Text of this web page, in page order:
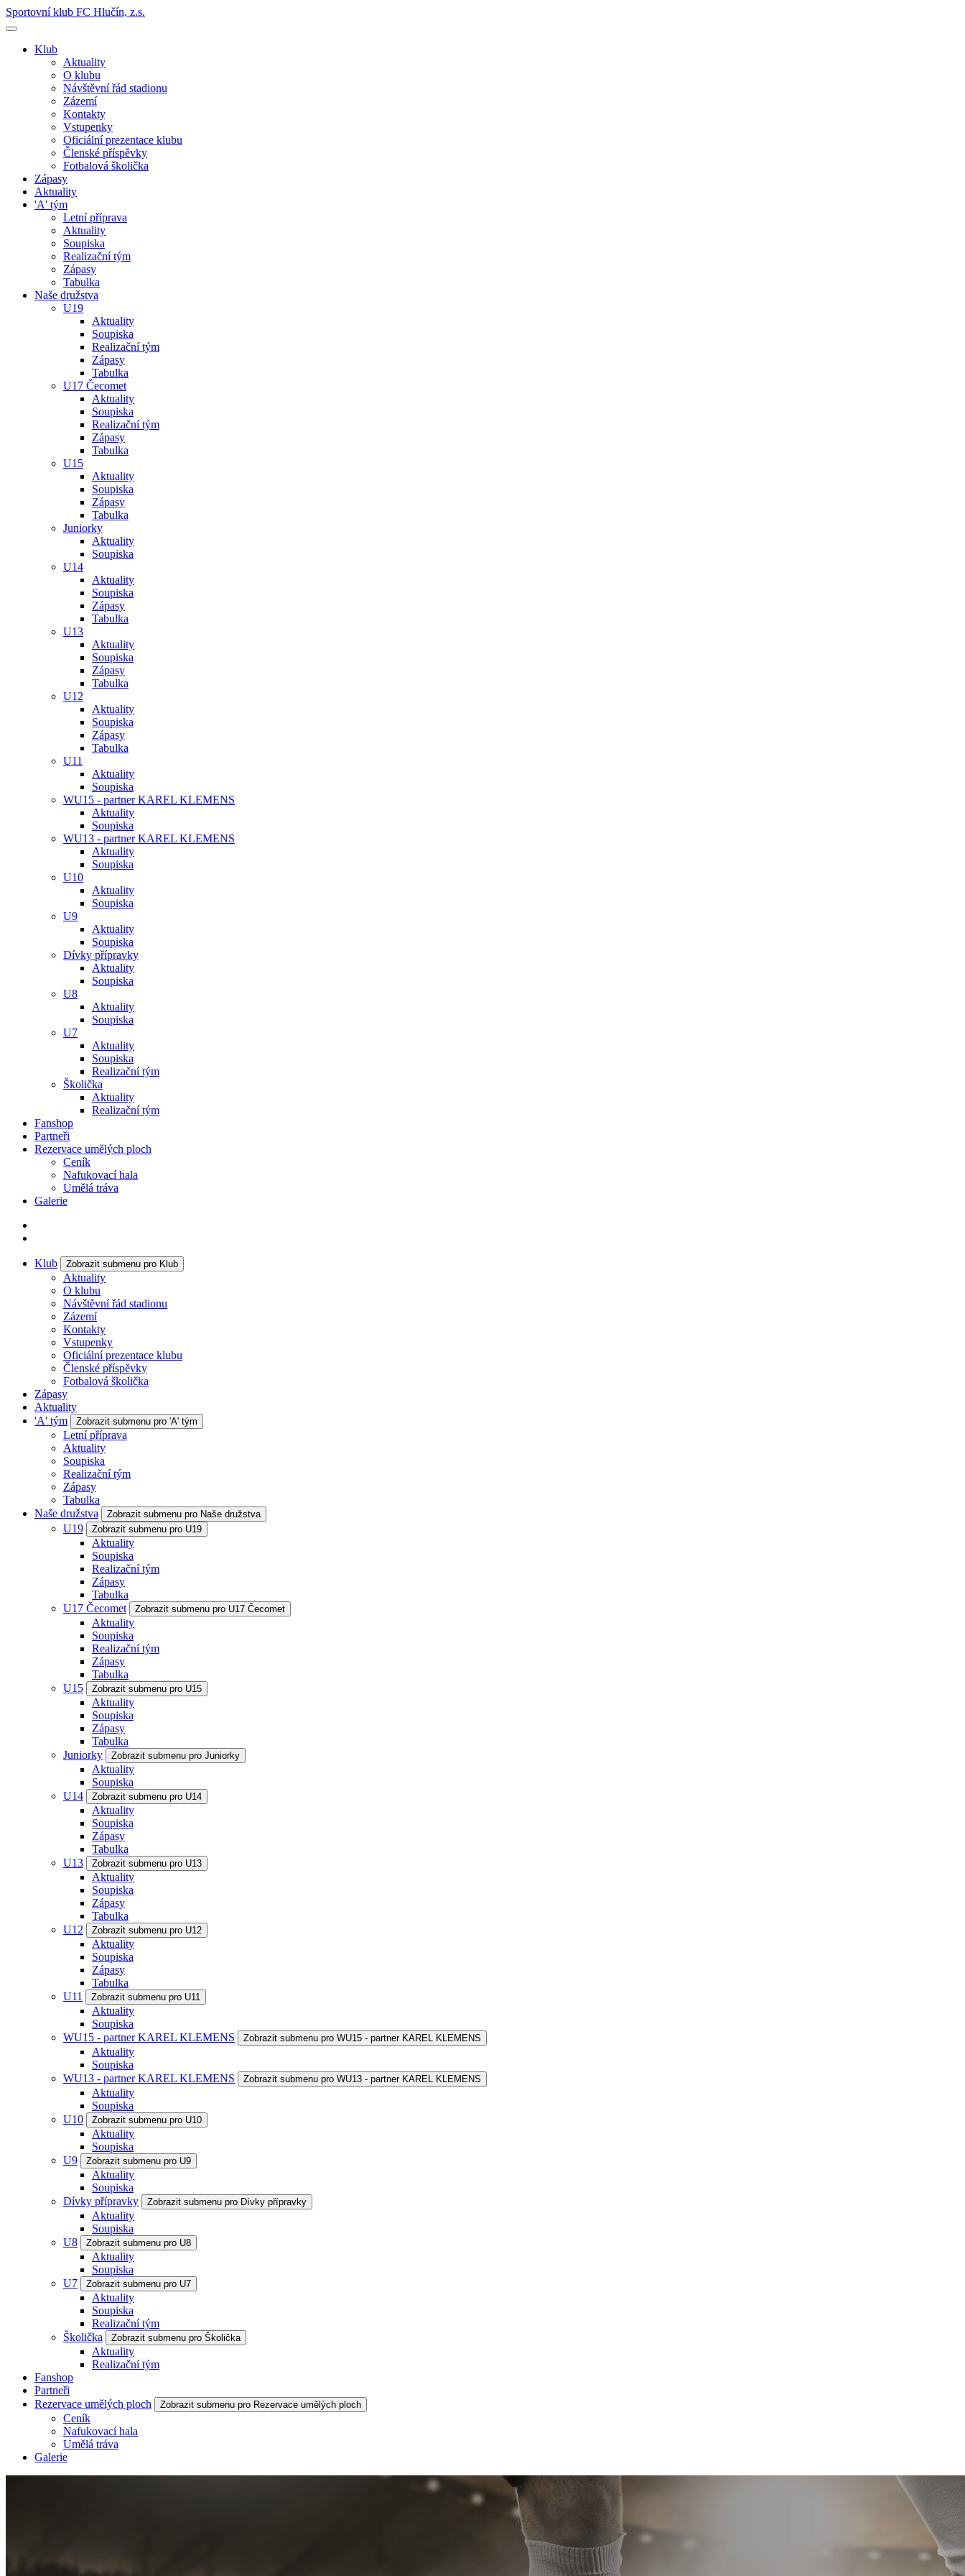
Sportovní klub FC Hlučín, z.s.
Klub
Aktuality
O klubu
Návštěvní řád stadionu
Zázemí
Kontakty
Vstupenky
Oficiální prezentace klubu
Členské příspěvky
Fotbalová školička
Zápasy
Aktuality
'A' tým
Letní příprava
Aktuality
Soupiska
Realizační tým
Zápasy
Tabulka
Naše družstva
U19
Aktuality
Soupiska
Realizační tým
Zápasy
Tabulka
U17 Čecomet
Aktuality
Soupiska
Realizační tým
Zápasy
Tabulka
U15
Aktuality
Soupiska
Zápasy
Tabulka
Juniorky
Aktuality
Soupiska
U14
Aktuality
Soupiska
Zápasy
Tabulka
U13
Aktuality
Soupiska
Zápasy
Tabulka
U12
Aktuality
Soupiska
Zápasy
Tabulka
U11
Aktuality
Soupiska
WU15 - partner KAREL KLEMENS
Aktuality
Soupiska
WU13 - partner KAREL KLEMENS
Aktuality
Soupiska
U10
Aktuality
Soupiska
U9
Aktuality
Soupiska
Dívky přípravky
Aktuality
Soupiska
U8
Aktuality
Soupiska
U7
Aktuality
Soupiska
Realizační tým
Školička
Aktuality
Realizační tým
Fanshop
Partneři
Rezervace umělých ploch
Ceník
Nafukovací hala
Umělá tráva
Galerie
Klub Zobrazit submenu pro Klub
Aktuality
O klubu
Návštěvní řád stadionu
Zázemí
Kontakty
Vstupenky
Oficiální prezentace klubu
Členské příspěvky
Fotbalová školička
Zápasy
Aktuality
'A' tým
Zobrazit submenu pro 'A' tým
Letní příprava
Aktuality
Soupiska
Realizační tým
Zápasy
Tabulka
Naše družstva
Zobrazit submenu pro Naše družstva
U19 Zobrazit submenu pro U19
Aktuality
Soupiska
Realizační tým
Zápasy
Tabulka
U17 Čecomet
Zobrazit submenu pro U17 Čecomet
Aktuality
Soupiska
Realizační tým
Zápasy
Tabulka
U15
Zobrazit submenu pro U15
Aktuality
Soupiska
Zápasy
Tabulka
Juniorky
Zobrazit submenu pro Juniorky
Aktuality
Soupiska
U14
Zobrazit submenu pro U14
Aktuality
Soupiska
Zápasy
Tabulka
U13
Zobrazit submenu pro U13
Aktuality
Soupiska
Zápasy
Tabulka
U12
Zobrazit submenu pro U12
Aktuality
Soupiska
Zápasy
Tabulka
U11
Zobrazit submenu pro U11
Aktuality
Soupiska
WU15 - partner KAREL KLEMENS
Zobrazit submenu pro WU15 - partner KAREL KLEMENS
Aktuality
Soupiska
WU13 - partner KAREL KLEMENS
Zobrazit submenu pro WU13 - partner KAREL KLEMENS
Aktuality
Soupiska
U10
Zobrazit submenu pro U10
Aktuality
Soupiska
U9
Zobrazit submenu pro U9
Aktuality
Soupiska
Dívky přípravky
Zobrazit submenu pro Dívky přípravky
Aktuality
Soupiska
U8
Zobrazit submenu pro U8
Aktuality
Soupiska
U7
Zobrazit submenu pro U7
Aktuality
Soupiska
Realizační tým
Školička
Zobrazit submenu pro Školička
Aktuality
Realizační tým
Fanshop
Partneři
Rezervace umělých ploch
Zobrazit submenu pro Rezervace umělých ploch
Ceník
Nafukovací hala
Umělá tráva
Galerie